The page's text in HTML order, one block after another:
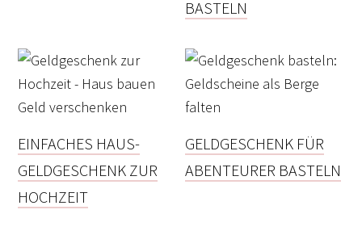
BASTELN
EINFACHES HAUS-
GELDGESCHENK ZUR
HOCHZEIT
GELDGESCHENK FÜR
ABENTEURER BASTELN